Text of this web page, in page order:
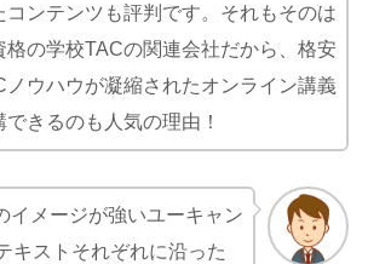
コンテンツも評判です。それもそのは
格の学校TACの関連会社だから、格安
ノウハウが凝縮されたオンライン講義
できるのも人気の理由！
イメージが強いユーキャン
キストそれぞれに沿った